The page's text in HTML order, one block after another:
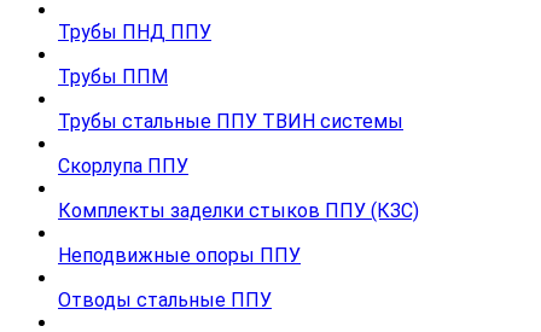
Трубы ПНД ППУ
Трубы ППМ
Трубы стальные ППУ ТВИН системы
Скорлупа ППУ
Комплекты заделки стыков ППУ (КЗС)
Неподвижные опоры ППУ
Отводы стальные ППУ